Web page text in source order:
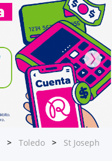
Toledo St Joseph